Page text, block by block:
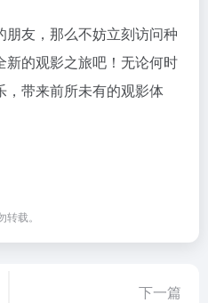
友，那么不妨立刻访问种
的观影之旅吧！无论何时
，带来前所未有的观影体
载。
下一篇